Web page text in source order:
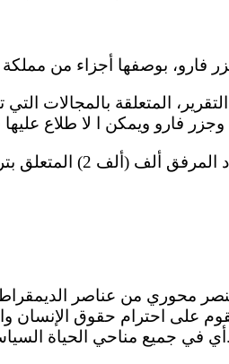
المتعلقة بالمجالات
وشارك في إعداد
محوري من عناصر
على احترام حقوق الإنسان
أي في جميع مناحي الحياة السياسية والاقتصادية والاجتماعية والثقافية والمدنية.